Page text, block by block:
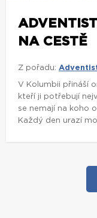
NA CESTĚ
Z pořadu:
V Kolumbii přináší
kteří ji potřebují
se nemají na koho
Každý den urazí